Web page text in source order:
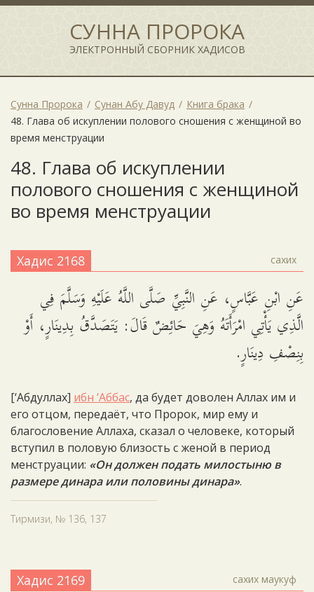
СУННА ПРОРОКА
ЭЛЕКТРОННЫЙ СБОРНИК ХАДИСОВ
Сунна Пророка Сунан Абу Давуд
Книга брака
48. Глава об искуплении полового сношения с женщиной во
время менструации
48. Глава об искуплении
полового сношения с женщиной
во время менструации
Хадис 2168 сахих
عَنِ ابْنِ عَبَّاسٍ، عَنِ النَّبِيِّ صَلَّى اللَّهُ عَلَيْهِ وَسَلَّمَ فِي
الَّذِي يَأْتِي امْرَأَتَهُ وَهِيَ حَائِضٌ قَالَ: يَتَصَدَّقُ بِدِينَارٍ، أَوْ
بِنِصْفِ دِينَارٍ.
[‘Абдуллах] ибн ‘Аббас, да будет доволен Аллах им и
его отцом, передаёт, что Пророк, мир ему и
благословение Аллаха, сказал о человеке, который
вступил в половую близость с женой в период
менструации: «Он должен подать милостыню в
размере динара или половины динара».
Тирмизи, № 136, 137
Хадис 2169 сахих маукуф